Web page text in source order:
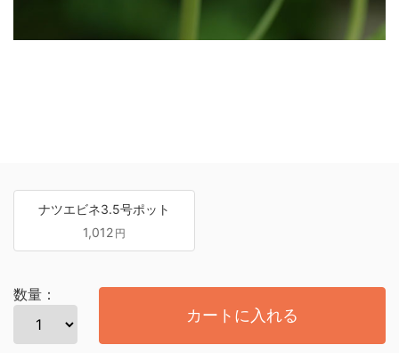
ナツエビネ3.5号ポット
1,012 円
数量：
カートに入れる